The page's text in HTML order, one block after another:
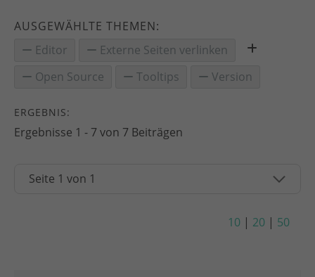
AUSGEWÄHLTE THEMEN:
Editor
Externe Seiten verlinken
Open Source
Tooltips Version
ERGEBNIS:
Ergebnisse 1 - 7 von 7 Beiträgen
10 | 20 | 50